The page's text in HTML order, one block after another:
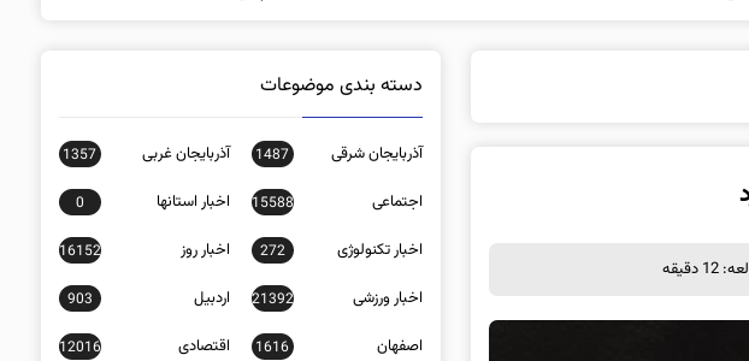
دقیقه
دسته بندی موضوعات
آذربایجان شرقی 1487 آذربایجان غربی 1357
اجتماعی 15588 اخبار استانها 0
اخبار تکنولوژی 272 اخبار روز 16152
اخبار ورزشی 21392 اردبیل 903
اصفهان 1616 اقتصادی 12016